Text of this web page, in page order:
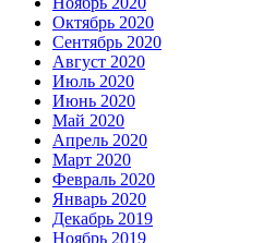
Октябрь 2020
Сентябрь 2020
Август 2020
Июль 2020
Июнь 2020
Май 2020
Апрель 2020
Март 2020
Февраль 2020
Январь 2020
Декабрь 2019
Ноябрь 2019